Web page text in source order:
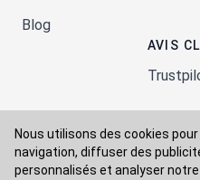
Nous utilisons des cookies
navigation, diffuser des
personnalisés et analyser
Blog
AVIS
Moyens